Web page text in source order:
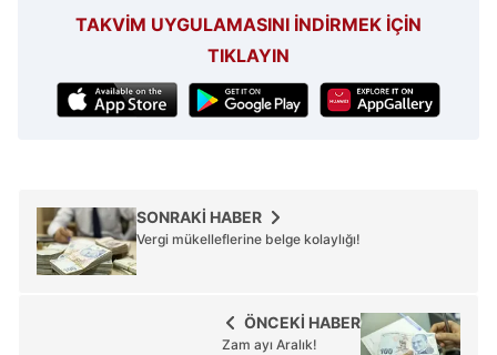
TAKVİM UYGULAMASINI İNDİRMEK İÇİN
TIKLAYIN
SONRAKİ HABER
Vergi mükelleflerine belge kolaylığı!
ÖNCEKİ HABER
Zam ayı Aralık!